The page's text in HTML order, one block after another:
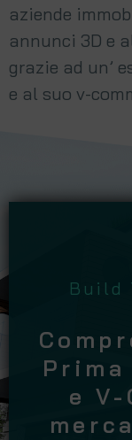
aziende
annunci 3D e
grazie ad un’
e al suo v-
Build
e V-